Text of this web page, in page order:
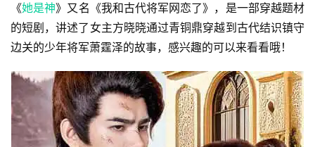
《她是神》又名《我和古代将军网恋了》，是一部穿越题材
的短剧，讲述了女主方晓晓通过青铜鼎穿越到古代结识镇守
边关的少年将军萧霆泽的故事，感兴趣的可以来看看哦！